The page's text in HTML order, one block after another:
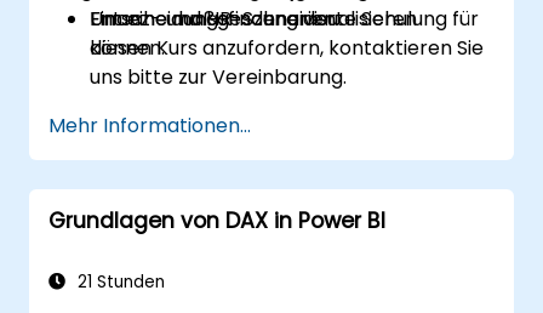
Entscheidungsfindung visualisieren
können.
Finanz- und HR-Szenarien.
Um eine maßgeschneiderte Schulung für
diesen Kurs anzufordern, kontaktieren Sie
uns bitte zur Vereinbarung.
Mehr Informationen...
Grundlagen von DAX in Power BI
21 Stunden